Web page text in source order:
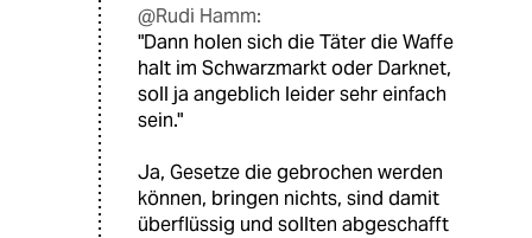
@Rudi Hamm:
"Dann holen sich die Täter die Waffe
halt im Schwarzmarkt oder Darknet,
soll ja angeblich leider sehr einfach
sein."
Ja, Gesetze die gebrochen werden
können, bringen nichts, sind damit
überflüssig und sollten abgeschafft